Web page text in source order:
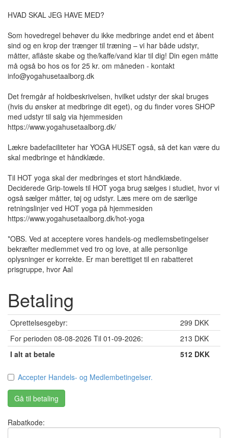
HVAD SKAL JEG HAVE MED?
Som hovedregel behøver du ikke medbringe andet end et åbent
sind og en krop der trænger til træning – vi har både udstyr,
måtter, aflåste skabe og the/kaffe/vand klar til dig! Din egen måtte
må også bo hos os for 25 kr. om måneden - kontakt
info@yogahusetaalborg.dk
Det fremgår af holdbeskrivelsen, hvilket udstyr der skal bruges
(hvis du ønsker at medbringe dit eget), og du finder vores SHOP
med udstyr til salg via hjemmesiden
https://www.yogahusetaalborg.dk/
Lækre badefaciliteter har YOGA HUSET også, så det kan være du
skal medbringe et håndklæde.
Til HOT yoga skal der medbringes et stort håndklæde.
Deciderede Grip-towels til HOT yoga brug sælges i studiet, hvor vi
også sælger måtter, tøj og udstyr. Læs mere om de særlige
retningslinjer ved HOT yoga på hjemmesiden
https://www.yogahusetaalborg.dk/hot-yoga
*OBS. Ved at acceptere vores handels-og medlemsbetingelser
bekræfter medlemmet ved tro og love, at alle personlige
oplysninger er korrekte. Er man berettiget til en rabatteret
prisgruppe, hvor Aal
Betaling
Oprettelsesgebyr:
299 DKK
For perioden 08-08-2026 Til 01-09-2026:
213 DKK
I alt at betale
512 DKK
Accepter Handels- og Medlembetingelser.
Gå til betaling
Rabatkode: